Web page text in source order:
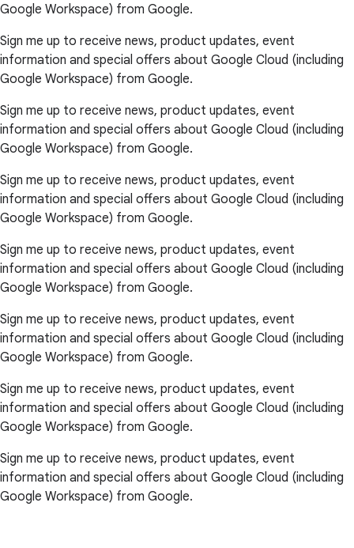
Google Workspace) from Google.
Sign me up to receive news, product updates, event
information and special offers about Google Cloud (including
Google Workspace) from Google.
Sign me up to receive news, product updates, event
information and special offers about Google Cloud (including
Google Workspace) from Google.
Sign me up to receive news, product updates, event
information and special offers about Google Cloud (including
Google Workspace) from Google.
Sign me up to receive news, product updates, event
information and special offers about Google Cloud (including
Google Workspace) from Google.
Sign me up to receive news, product updates, event
information and special offers about Google Cloud (including
Google Workspace) from Google.
Sign me up to receive news, product updates, event
information and special offers about Google Cloud (including
Google Workspace) from Google.
Sign me up to receive news, product updates, event
information and special offers about Google Cloud (including
Google Workspace) from Google.